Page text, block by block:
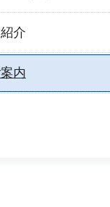
介
内